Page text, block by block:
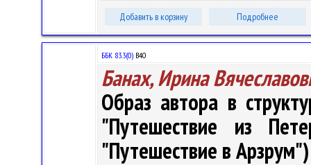
Добавить в корзину Подробнее
ББК 83.3(0) В40
Банах, Ирина
Образ автора в
"Путешествие из
"Путешествие в Арзрум")